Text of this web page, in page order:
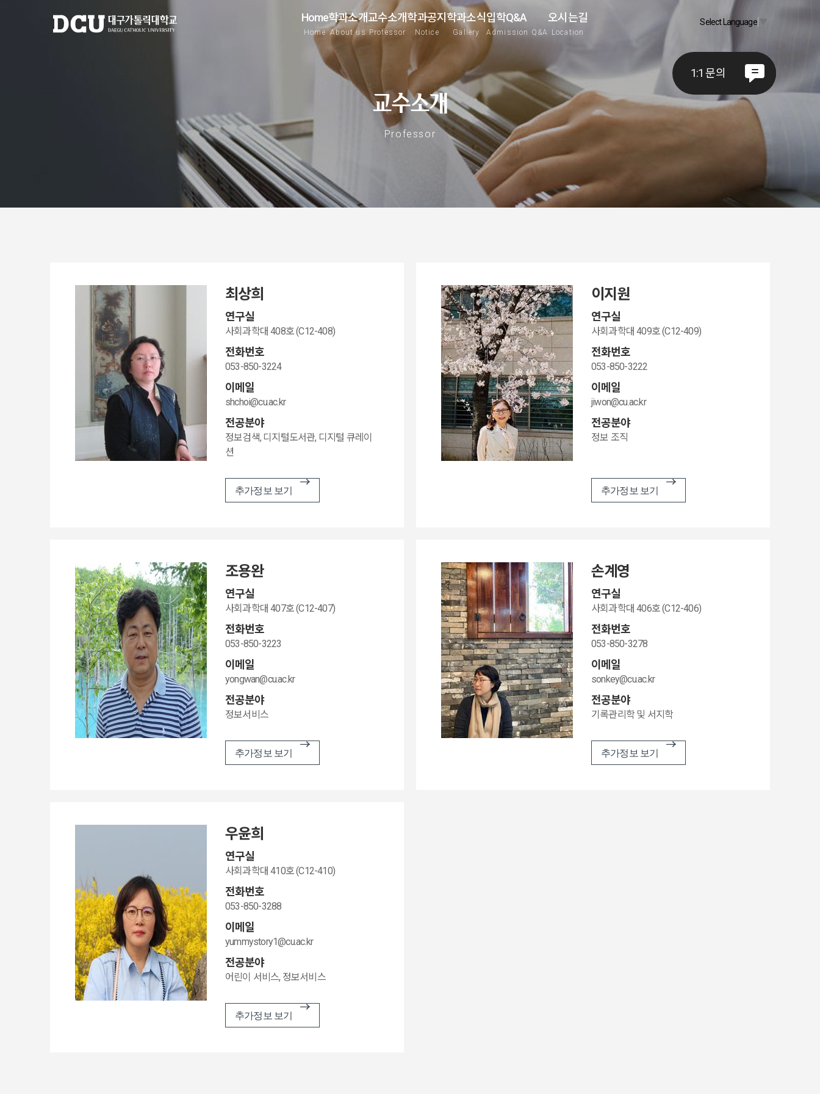
Home
Home
학과소개
About us
교수소개
Professor
학과공지
Notice
학과소식
Gallery
입학Q&A
Admission Q&A
오시는길
Location
Select Language
1:1 문의
교수소개
Professor
최상희
연구실
사회과학대 408호 (C12-408)
전화번호
053-850-3224
이메일
shchoi@cu.ac.kr
전공분야
정보검색, 디지털도서관, 디지털 큐레이
션
추가정보 보기
이지원
연구실
사회과학대 409호 (C12-409)
전화번호
053-850-3222
이메일
jiwon@cu.ac.kr
전공분야
정보 조직
추가정보 보기
조용완
연구실
사회과학대 407호 (C12-407)
전화번호
053-850-3223
이메일
yongwan@cu.ac.kr
전공분야
정보서비스
추가정보 보기
손계영
연구실
사회과학대 406호 (C12-406)
전화번호
053-850-3278
이메일
sonkey@cu.ac.kr
전공분야
기록관리학 및 서지학
추가정보 보기
우윤희
연구실
사회과학대 410호 (C12-410)
전화번호
053-850-3288
이메일
yummystory1@cu.ac.kr
전공분야
어린이 서비스, 정보서비스
추가정보 보기